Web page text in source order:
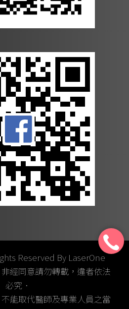
Reserved By LaserOne
經同意請勿轉載，違者依法
必究．
能取代醫師及專業人員之當